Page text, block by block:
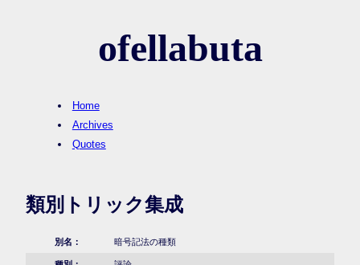
ofellabuta
Home
Archives
Quotes
類別トリック集成
別名： 暗号記法の種類